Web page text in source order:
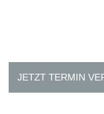
JETZT TERMIN